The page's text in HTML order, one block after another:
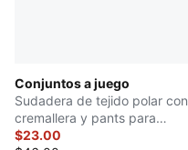
Conjuntos a juego
Sudadera de tejido polar con
cremallera y pants para
infantes
$23.00